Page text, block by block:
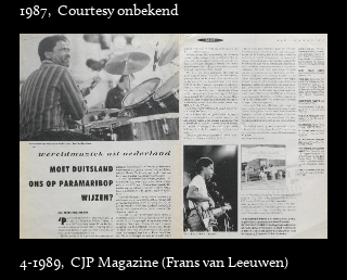
1987, Courtesy onbekend
4-1989, CJP Magazine (Frans van Leeuwen)